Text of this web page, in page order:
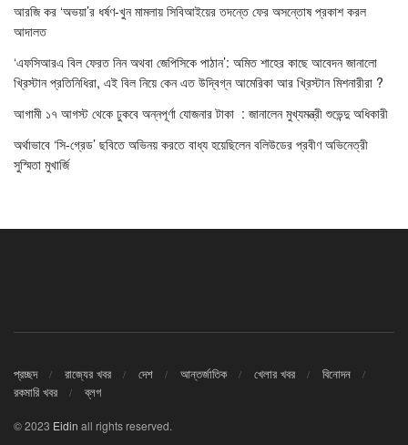
আরজি কর ‘অভয়া’র ধর্ষণ-খুন মামলায় সিবিআইয়ের তদন্তে ফের অসন্তোষ প্রকাশ করল
আদালত
‘এফসিআরএ বিল ফেরত নিন অথবা জেপিসিকে পাঠান’: অমিত শাহের কাছে আবেদন জানালো
খ্রিস্টান প্রতিনিধিরা, এই বিল নিয়ে কেন এত উদ্বিগ্ন আমেরিকা আর খ্রিস্টান মিশনারীরা ?
আগামী ১৭ আগস্ট থেকে ঢুকবে অন্নপূর্ণা যোজনার টাকা : জানালেন মুখ্যমন্ত্রী শুভেন্দু অধিকারী
অর্থাভাবে ‘সি-গ্রেড’ ছবিতে অভিনয় করতে বাধ্য হয়েছিলেন বলিউডের প্রবীণ অভিনেত্রী
সুস্মিতা মুখার্জি
প্রচ্ছদ রাজ্যের খবর দেশ আন্তর্জাতিক খেলার খবর
বিনোদন
রকমারি খবর
ব্লগ
© 2023 Eidin all rights reserved.